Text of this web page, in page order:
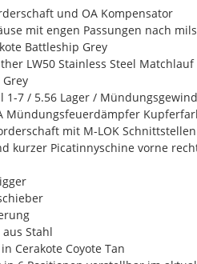
und OA Kompensator
mit engen Passungen nach
Battleship Grey
LW50 Stainless Steel
1-7 / 5.56 Lager /
Mündungsfeuerdämpfer
mit M-LOK
kurzer Picatinnyschine vorne
aus Stahl
Cerakote Coyote Tan